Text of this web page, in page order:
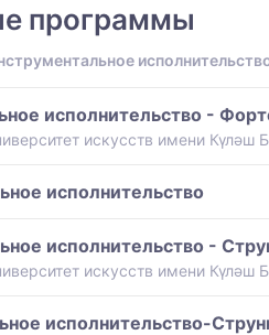
программы
исполнительство -
искусств имени Күләш
исполнительство
исполнительство -
искусств имени Күләш
исполнительство-